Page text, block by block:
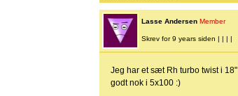
Lasse Andersen Member
Skrev for 9 years siden | | | |
Jeg har et sæt Rh turbo twist i 18"
godt nok i 5x100 :)